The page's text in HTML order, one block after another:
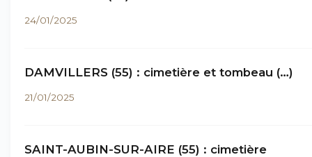
24/01/2025
DAMVILLERS (55) : cimetière et tombeau (…)
21/01/2025
SAINT-AUBIN-SUR-AIRE (55) : cimetière